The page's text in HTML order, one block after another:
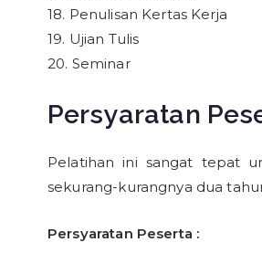
18. Penulisan Kertas Kerja
19. Ujian Tulis
20. Seminar
Persyaratan
Pelatihan ini sangat tepat
sekurang-kurangnya dua
Persyaratan Peserta :